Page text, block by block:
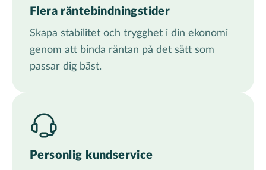
Flera räntebindningstider
Skapa stabilitet och trygghet i din ekonomi
genom att binda räntan på det sätt som
passar dig bäst.
Personlig kundservice